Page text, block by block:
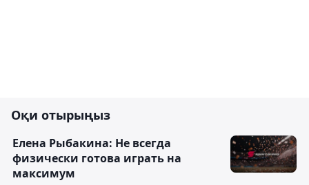
Оқи отырыңыз
Елена Рыбакина: Не всегда
физически готова играть на
максимум